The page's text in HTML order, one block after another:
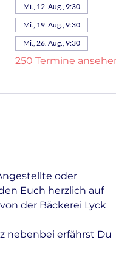
Mi., 12. Aug., 9:30
Mi., 19. Aug., 9:30
Mi., 26. Aug., 9:30
250 Termine
oder
Euch herzlich auf
der Bäckerei Lyck
nebenbei erfährst Du